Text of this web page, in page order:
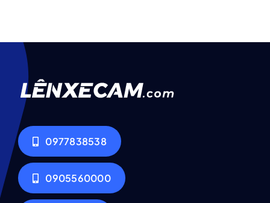
0977838538
0905560000